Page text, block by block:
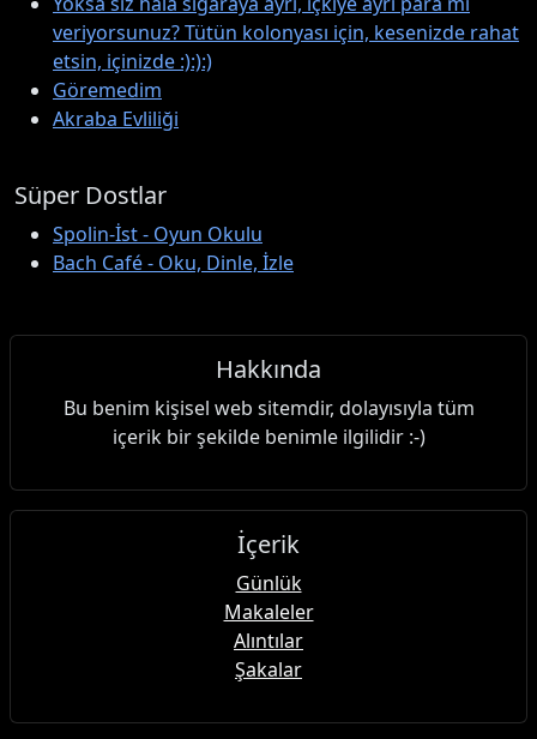
veriyorsunuz? Tütün kolonyası için, kesenizde rahat
etsin, içinizde :):):)
Göremedim
Akraba Evliliği
Süper Dostlar
Spolin-İst - Oyun Okulu
Bach Café - Oku, Dinle, İzle
Hakkında
Bu benim kişisel web sitemdir, dolayısıyla tüm
içerik bir şekilde benimle ilgilidir :-)
İçerik
Günlük
Makaleler
Alıntılar
Şakalar